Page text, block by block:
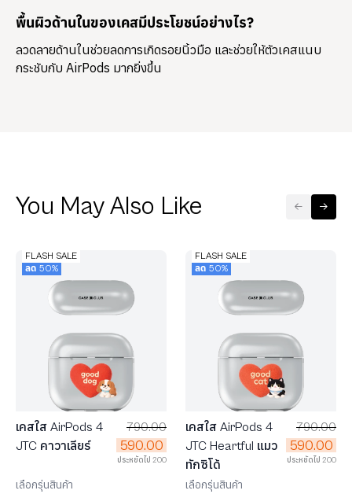
พื้นผิวด้านในของเคสมีประโยชน์อย่างไร?
ลวดลายด้านในช่วยลดการเกิดรอยนิ้วมือ และช่วยให้ตัวเคสแนบ
กระชับกับ AirPods มากยิ่งขึ้น
You May Also Like
FLASH SALE
ลด 50%
เคสใส AirPods 4
JTC คาวาเลียร์
790.00
590.00
ประหยัดไป 200
เลือกรุ่นสินค้า
FLASH SALE
ลด 50%
เคสใส AirPods 4
JTC Heartful แมว
ทักซิโด้
790.00
590.00
ประหยัดไป 200
เลือกรุ่นสินค้า